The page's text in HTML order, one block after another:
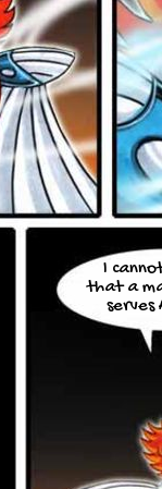
I
that a
serves